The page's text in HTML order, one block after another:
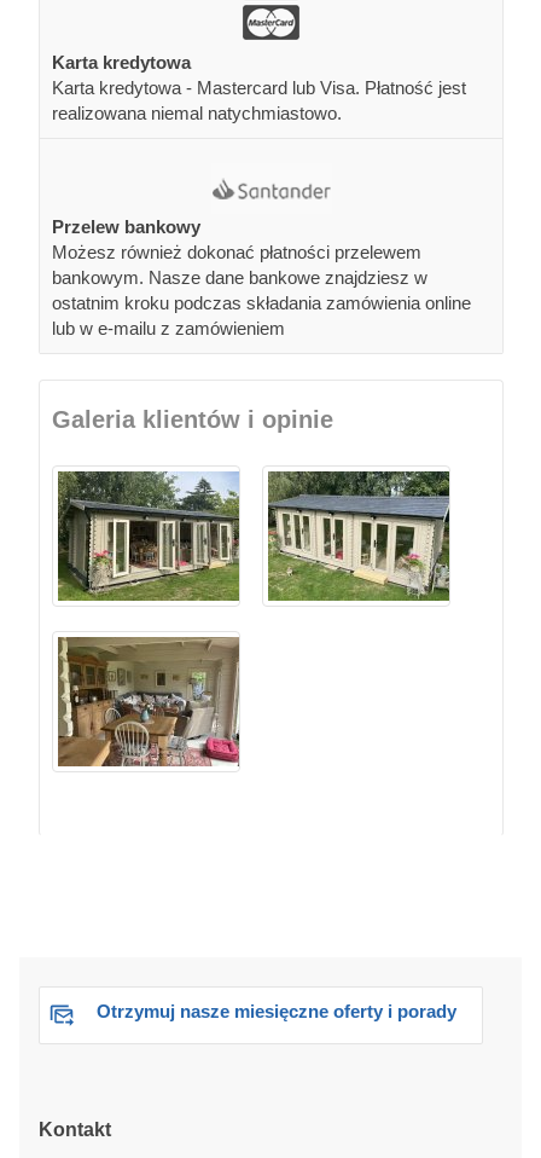
Karta kredytowa
Karta kredytowa - Mastercard lub Visa. Płatność jest
realizowana niemal natychmiastowo.
Przelew bankowy
Możesz również dokonać płatności przelewem
bankowym. Nasze dane bankowe znajdziesz w
ostatnim kroku podczas składania zamówienia online
lub w e-mailu z zamówieniem
Galeria klientów i opinie
Otrzymuj nasze miesięczne oferty i porady
Kontakt